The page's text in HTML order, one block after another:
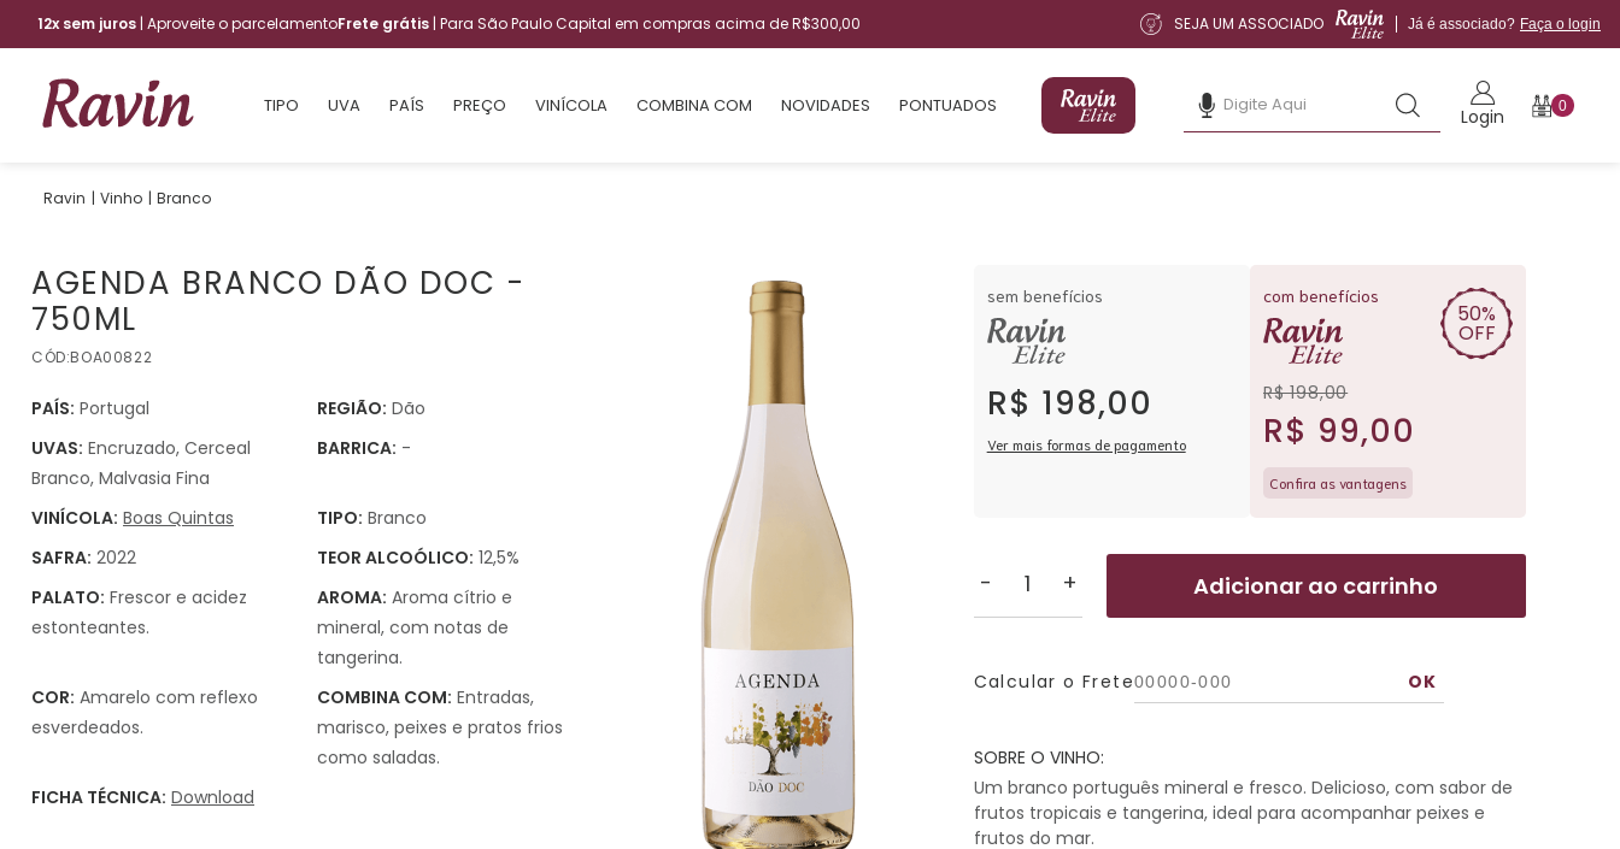
12x sem juros | Aproveite o parcelamentoFrete grátis | Para São Paulo Capital em compras acima de R$300,00 SEJA UM ASSOCIADO Já é associado? Faça o login
TIPO UVA PAÍS PREÇO VINÍCOLA COMBINA COM NOVIDADES PONTUADOS Login 0
Vinho Branco
AGENDA BRANCO DÃO DOC -
750ML
CÓD:BOA00822
VINÍCOLA: Boas Quintas
PAÍS: Portugal
SAFRA: 2022 TEOR ALCOÓLICO: 12,5%
BARRICA: -
COR: Amarelo com reflexo
esverdeados.
AROMA: Aroma cítrio e
mineral, com notas de
tangerina.
PALATO: Frescor e acidez
estonteantes.
COMBINA COM: Entradas,
marisco, peixes e pratos frios
como saladas.
UVAS: Encruzado, Cerceal
Branco, Malvasia Fina
TIPO: Branco
REGIÃO: Dão
FICHA TÉCNICA: Download
sem benefícios
R$ 198,00
Ver mais formas de pagamento
com benefícios
R$ 198,00
R$ 99,00
50%
OFF
Confira as vantagens
- + Adicionar ao carrinho
Calcular o Frete
SOBRE O VINHO:
Um branco português mineral e fresco. Delicioso, com sabor de
frutos tropicais e tangerina, ideal para acompanhar peixes e
frutos do mar.